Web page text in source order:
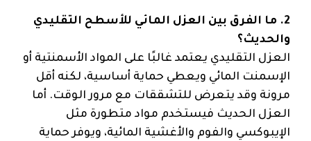
2. ما الفرق بين العزل المائي للأسطح التقليدي
والحديث؟
العزل التقليدي يعتمد غالبًا على المواد الأسمنتية أو
الإسمنت المائي ويعطي حماية أساسية، لكنه أقل
مرونة وقد يتعرض للتشققات مع مرور الوقت. أما
العزل الحديث فيستخدم مواد متطورة مثل
الإيبوكسي والفوم والأغشية المائية، ويوفر حماية